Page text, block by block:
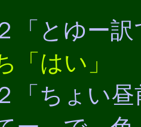
「とゆー
「はい」
「ちょい